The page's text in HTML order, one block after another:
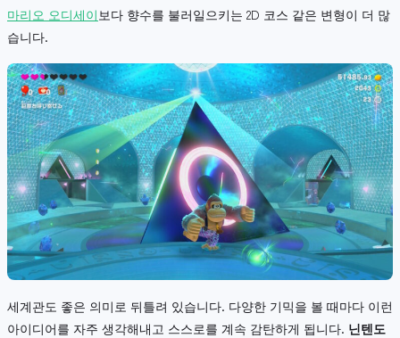
마리오 오디세이 보다 향수를 불러일으키는 2D 코스 같은 변형이 더 많
습니다.
세계관도 좋은 의미로 뒤틀려 있습니다. 다양한 기믹을 볼 때마다 이런
아이디어를 자주 생각해내고 스스로를 계속 감탄하게 됩니다. 닌텐도